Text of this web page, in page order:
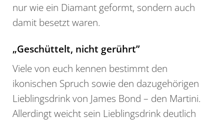
nur wie ein Diamant geformt, sondern auch
damit besetzt waren.
„Geschüttelt, nicht gerührt”
Viele von euch kennen bestimmt den
ikonischen Spruch sowie den dazugehörigen
Lieblingsdrink von James Bond – den Martini.
Allerdingt weicht sein Lieblingsdrink deutlich